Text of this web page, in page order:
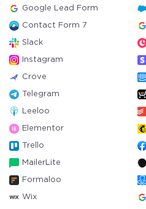
Google Lead Form
Contact Form 7
Slack
Instagram
Crove
Telegram
Leeloo
Elementor
Trello
MailerLite
Formaloo
Wix